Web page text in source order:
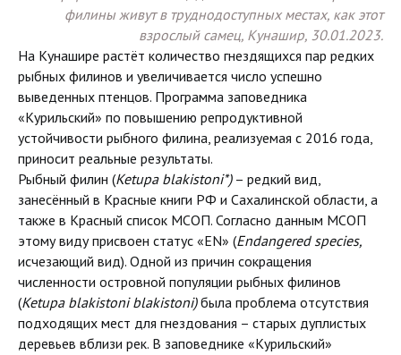
филины живут в труднодоступных местах, как этот
взрослый самец, Кунашир, 30.01.2023.
На Кунашире растёт количество гнездящихся пар редких
рыбных филинов и увеличивается число успешно
выведенных птенцов. Программа заповедника
«Курильский» по повышению репродуктивной
устойчивости рыбного филина, реализуемая с 2016 года,
приносит реальные результаты.
Рыбный филин (Ketupa blakistoni*)– редкий вид,
занесённый в Красные книги РФ и Сахалинской области, а
также в Красный список МСОП. Согласно данным МСОП
этому виду присвоен статус «EN» (Endangered species,
исчезающий вид). Одной из причин сокращения
численности островной популяции рыбных филинов
(Ketupa blakistoni blakistoni)была проблема отсутствия
подходящих мест для гнездования – старых дуплистых
деревьев вблизи рек. В заповеднике «Курильский»